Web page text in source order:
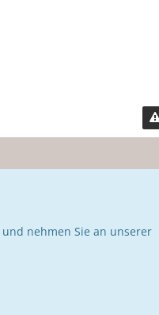
und nehmen Sie an unserer